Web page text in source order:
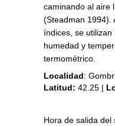
caminando al aire
(Steadman 1994).
índices, se
humedad y
termométrico.
Localidad:
Latitud: 42.25 |
Hora de salida